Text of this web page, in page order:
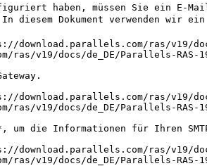
haben, müssen Sie ein E-
diesem Dokument verwenden wir
download.parallels.com/ras/v19/
v19/docs/de_DE/Parallels-RAS-
download.parallels.com/ras/v19/
v19/docs/de_DE/Parallels-RAS-
die Informationen für Ihren
download.parallels.com/ras/v19/
v19/docs/de_DE/Parallels-RAS-